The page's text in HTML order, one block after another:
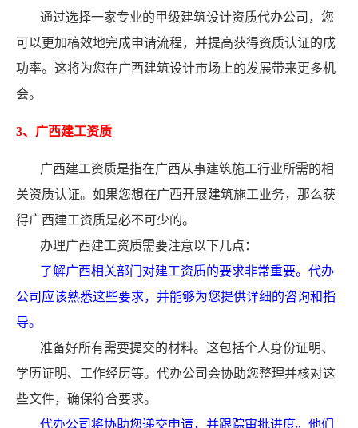
通过选择一家专业的甲级建筑设计资质代办公司，您
可以更加槁效地完成申请流程，并提高获得资质认证的成
功率。这将为您在广西建筑设计市场上的发展带来更多机
会。
3、广西建工资质
广西建工资质是指在广西从事建筑施工行业所需的相
关资质认证。如果您想在广西开展建筑施工业务，那么获
得广西建工资质是必不可少的。
办理广西建工资质需要注意以下几点：
了解广西相关部门对建工资质的要求非常重要。代办
公司应该熟悉这些要求，并能够为您提供详细的咨询和指
导。
准备好所有需要提交的材料。这包括个人身份证明、
学历证明、工作经历等。代办公司会协助您整理并核对这
些文件，确保符合要求。
代办公司将协助您递交申请，并跟踪审批进度。他们